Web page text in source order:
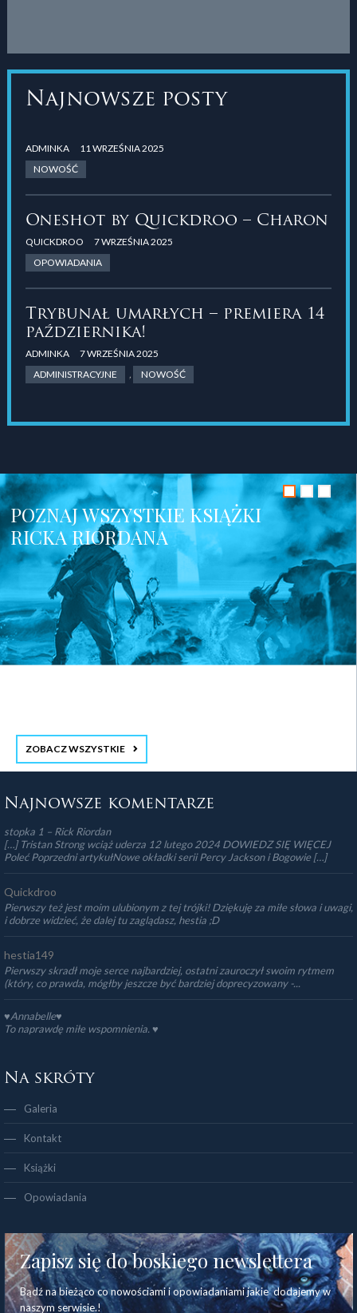
Najnowsze posty
ADMINKA
11 WRZEŚNIA 2025
NOWOŚĆ
Oneshot by Quickdroo – Charon
QUICKDROO
7 WRZEŚNIA 2025
OPOWIADANIA
Trybunał umarłych – premiera 14
października!
ADMINKA
7 WRZEŚNIA 2025
ADMINISTRACYJNE
, NOWOŚĆ
stopka 3
POZNAJ WSZYSTKIE KSIĄŻKI
RICKA RIORDANA
ZOBACZ WSZYSTKIE
Najnowsze komentarze
stopka 1 – Rick Riordan
[…] Tristan Strong wciąż uderza 12 lutego 2024 DOWIEDZ SIĘ WIĘCEJ
Poleć Poprzedni artykułNowe okładki serii Percy Jackson i Bogowie […]
Quickdroo
Pierwszy też jest moim ulubionym z tej trójki! Dziękuję za miłe słowa i uwagi,
i dobrze widzieć, że dalej tu zaglądasz, hestia ;D
hestia149
Pierwszy skradł moje serce najbardziej, ostatni zauroczył swoim rytmem
(który, co prawda, mógłby jeszcze być bardziej doprecyzowany -...
♥Annabelle♥
To naprawdę miłe wspomnienia. ♥️
Na skróty
Galeria
Kontakt
Książki
Opowiadania
Zapisz się do boskiego newslettera
Bądź na bieżąco co nowościami i opowiadaniami jakie dodajemy w
naszym serwisie.!